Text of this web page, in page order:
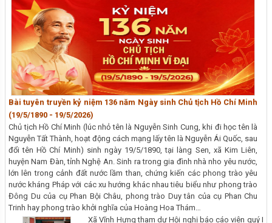
Bài tuyên truyền kỷ niệm 136 năm Ngày sinh Chủ tịch Hồ Chí Minh
(19/5/1890 - 19/5/2026)
Chủ tịch Hồ Chí Minh (lúc nhỏ tên là Nguyễn Sinh Cung, khi đi học tên là
Nguyễn Tất Thành, hoạt động cách mạng lấy tên là Nguyễn Ái Quốc, sau
đổi tên Hồ Chí Minh) sinh ngày 19/5/1890, tại làng Sen, xã Kim Liên,
huyện Nam Đàn, tỉnh Nghệ An. Sinh ra trong gia đình nhà nho yêu nước,
lớn lên trong cảnh đất nước lầm than, chứng kiến các phong trào yêu
nước kháng Pháp với các xu hướng khác nhau tiêu biểu như phong trào
Đông Du của cụ Phan Bội Châu, phong trào Duy tân của cụ Phan Chu
Trinh hay phong trào khởi nghĩa của Hoàng Hoa Thám…
Xã Vĩnh Hưng tham dự Hội nghị báo cáo viên quý I